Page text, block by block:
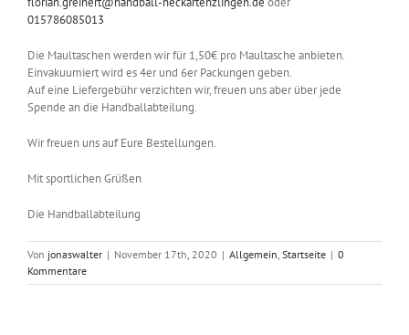
015786085013
Die Maultaschen werden wir für 1,50€ pro Maultasche anbieten.
Einvakuumiert wird es 4er und 6er Packungen geben.
Auf eine Liefergebühr verzichten wir, freuen uns aber über jede
Spende an die Handballabteilung.
Wir freuen uns auf Eure Bestellungen.
Mit sportlichen Grüßen
Die Handballabteilung
Von jonaswalter | November 17th, 2020 | Allgemein Startseite | 0
Kommentare